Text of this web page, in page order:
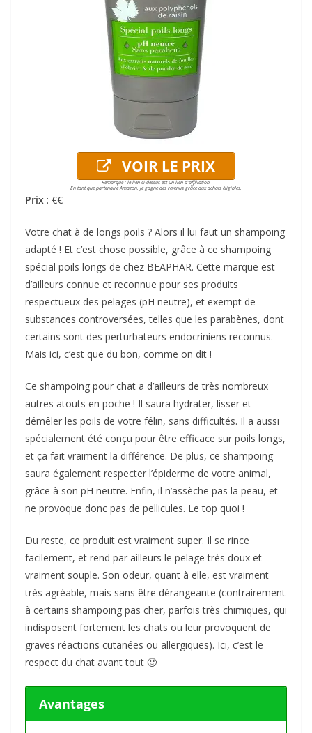
VOIR LE PRIX
Remarque : le lien ci-dessus est un lien d'affiliation.
En tant que partenaire Amazon, je gagne des revenus grâce aux achats éligibles.
Prix : €€
Votre chat à de longs poils ? Alors il lui faut un shampoing
adapté ! Et c’est chose possible, grâce à ce shampoing
spécial poils longs de chez BEAPHAR. Cette marque est
d’ailleurs connue et reconnue pour ses produits
respectueux des pelages (pH neutre), et exempt de
substances controversées, telles que les parabènes, dont
certains sont des perturbateurs endocriniens reconnus.
Mais ici, c’est que du bon, comme on dit !
Ce shampoing pour chat a d’ailleurs de très nombreux
autres atouts en poche ! Il saura hydrater, lisser et
démêler les poils de votre félin, sans difficultés. Il a aussi
spécialement été conçu pour être efficace sur poils longs,
et ça fait vraiment la différence. De plus, ce shampoing
saura également respecter l’épiderme de votre animal,
grâce à son pH neutre. Enfin, il n’assèche pas la peau, et
ne provoque donc pas de pellicules. Le top quoi !
Du reste, ce produit est vraiment super. Il se rince
facilement, et rend par ailleurs le pelage très doux et
vraiment souple. Son odeur, quant à elle, est vraiment
très agréable, mais sans être dérangeante (contrairement
à certains shampoing pas cher, parfois très chimiques, qui
indisposent fortement les chats ou leur provoquent de
graves réactions cutanées ou allergiques). Ici, c’est le
respect du chat avant tout 🙂
Avantages